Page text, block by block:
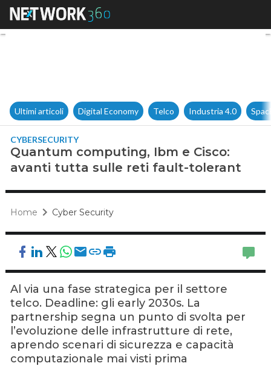
Quantum computing, Ibm e
Ultimi articoli Digital Economy Telco Industria 4.0
CYBERSECURITY
Quantum computing, Ibm e Cisco:
avanti tutta sulle reti fault-tolerant
Home Cyber Security
Al via una fase strategica per il settore
telco. Deadline: gli early 2030s. La
partnership segna un punto di svolta per
l’evoluzione delle infrastrutture di rete,
aprendo scenari di sicurezza e capacità
computazionale mai visti prima